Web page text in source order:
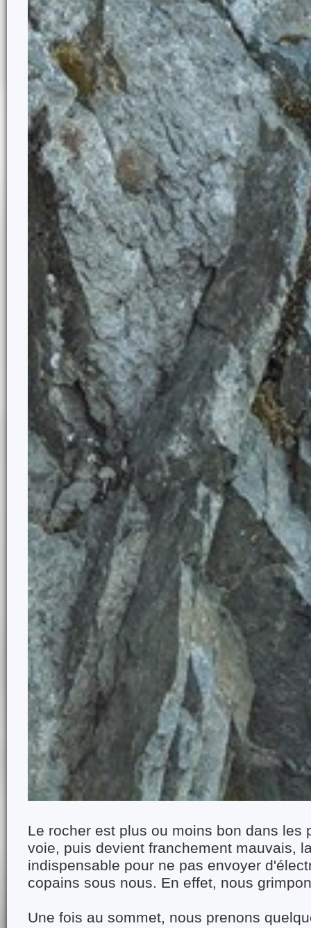
Le rocher est plus ou moins bon dans les
voie, puis devient franchement mauvais,
indispensable pour ne pas envoyer
copains sous nous. En effet, nous
Une fois au sommet, nous prenons